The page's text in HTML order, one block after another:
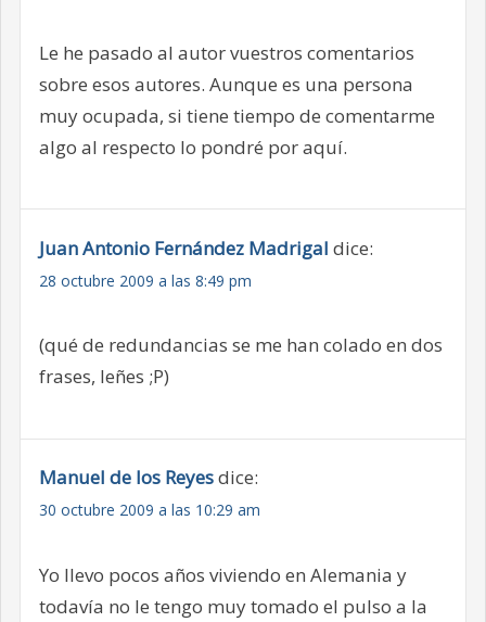
Le he pasado al autor vuestros comentarios
sobre esos autores. Aunque es una persona
muy ocupada, si tiene tiempo de comentarme
algo al respecto lo pondré por aquí.
Juan Antonio Fernández Madrigal dice:
28 octubre 2009 a las 8:49 pm
(qué de redundancias se me han colado en dos
frases, leñes ;P)
Manuel de los Reyesdice:
30 octubre 2009 a las 10:29 am
Yo llevo pocos años viviendo en Alemania y
todavía no le tengo muy tomado el pulso a la